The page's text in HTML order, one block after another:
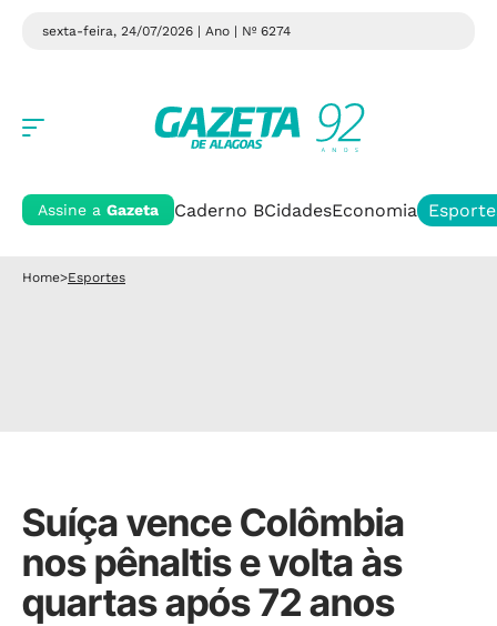
sexta-feira, 24/07/2026 | Ano | Nº 6274
Assine a Gazeta Caderno BCidadesEconomia
Home>Esportes
Suíça vence Colômbia
nos pênaltis e volta às
quartas após 72 anos